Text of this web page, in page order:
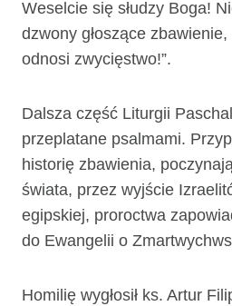
Weselcie się słudzy Boga!
dzwony głoszące
odnosi zwycięstwo!”.
Dalsza część Liturgii
przeplatane psalmami.
historię zbawienia,
świata, przez wyjście
egipskiej, proroctwa
do Ewangelii o
Homilię wygłosił ks. Artur